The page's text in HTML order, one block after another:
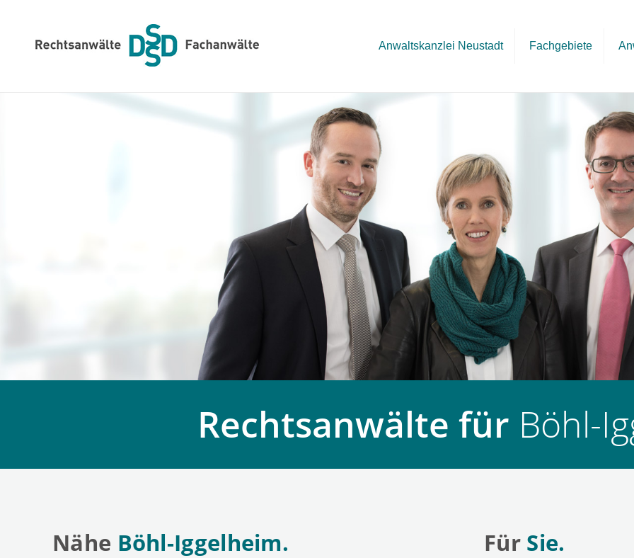
Anwaltskanzlei Neustadt Fachgebiete
Rechtsanwälte für Böhl-
Nähe Böhl-Iggelheim. FürSie.